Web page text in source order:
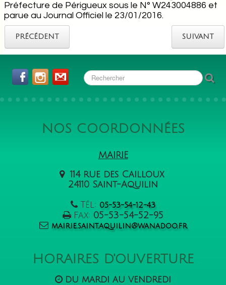
Préfecture de Périgueux sous le N° W243004886 et
parue au Journal Officiel le 23/01/2016.
PRÉCÉDENT SUIVANT
NOS COORDONNÉES
MAIRIE
114 rue des Cailloux
24110 Saint-Aquilin
Tél: 05-53-54-12-43
Fax: 05-53-54-52-95
mairie.saint.aquilin@wanadoo.fr
HORAIRES D'OUVERTURE
du mardi au vendredi